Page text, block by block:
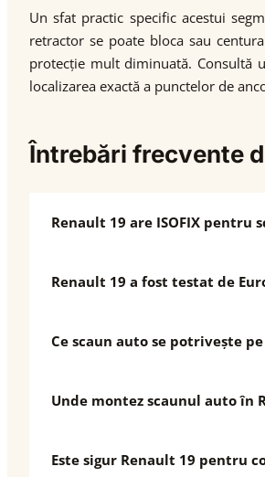
Un sfat practic specific acestui
retractor se poate bloca sau
protecție mult diminuată. Consultă
localizarea exactă a punctelor de
Întrebări frecvente
Renault 19 are ISOFIX pentru
Renault 19 a fost testat de
Ce scaun auto se potrivește
Unde montez scaunul auto în
Este sigur Renault 19 pentru